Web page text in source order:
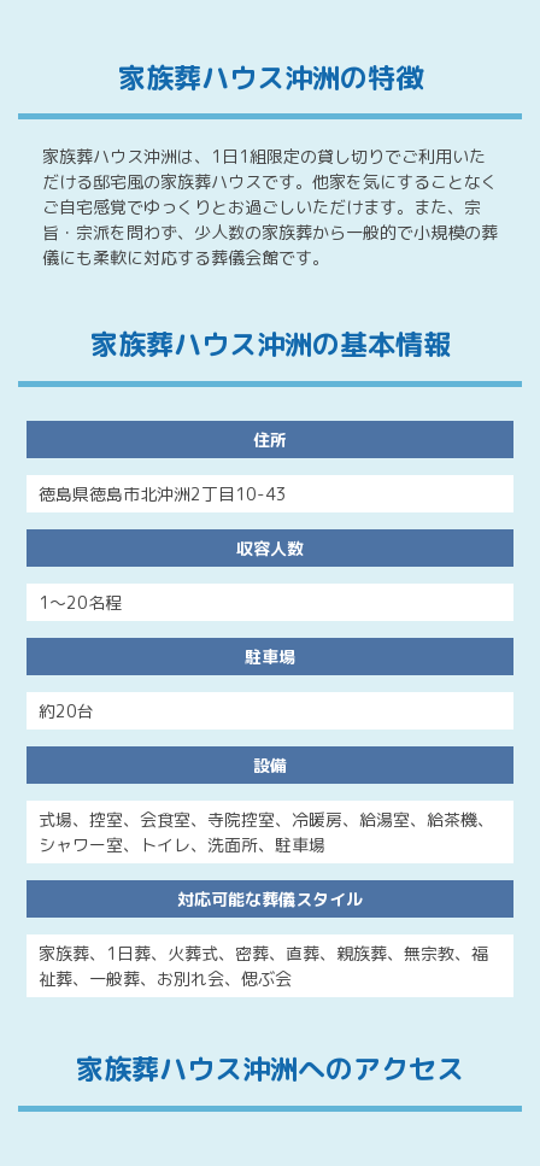
家族葬ハウス沖洲の特徴
家族葬ハウス沖洲は、1日1組限定の貸し切りでご利用いた
だける邸宅風の家族葬ハウスです。他家を気にすることなく
ご自宅感覚でゆっくりとお過ごしいただけます。また、宗
旨・宗派を問わず、少人数の家族葬から一般的で小規模の葬
儀にも柔軟に対応する葬儀会館です。
家族葬ハウス沖洲の基本情報
住所
徳島県徳島市北沖洲2丁目10-43
収容人数
1～20名程
駐車場
約20台
設備
式場、控室、会食室、寺院控室、冷暖房、給湯室、給茶機、
シャワー室、トイレ、洗面所、駐車場
対応可能な葬儀スタイル
家族葬、1日葬、火葬式、密葬、直葬、親族葬、無宗教、福
祉葬、一般葬、お別れ会、偲ぶ会
家族葬ハウス沖洲へのアクセス